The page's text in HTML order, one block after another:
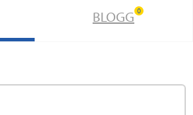
BLOGG 0